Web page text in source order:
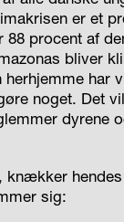
er et
procent af
bliver
herhjemme har
noget. Det
dyrene
knækker
sig: